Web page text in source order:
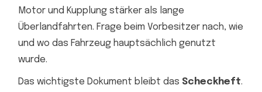
Motor und Kupplung stärker als lange
Überlandfahrten. Frage beim Vorbesitzer nach, wie
und wo das Fahrzeug hauptsächlich genutzt
wurde.
Das wichtigste Dokument bleibt das Scheckheft.